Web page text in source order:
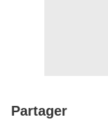
Partager